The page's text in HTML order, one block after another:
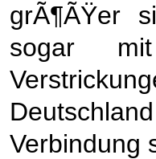
grÃ¶ÃŸer
sogar
Verbindung